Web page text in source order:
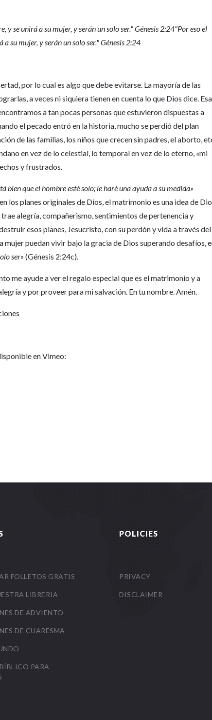
y se unirá a su mujer, y serán un solo ser." Génesis 2:24"Por eso el
su mujer, y serán un solo ser." Génesis 2:24
por lo cual es algo que debe evitarse. La mayoría de las
a veces ni siquiera tienen en cuenta lo que Dios dice. Esa
a tan pocas personas que estuvieron dispuestas a
el pecado entró en la historia, mucho se perdió del plan
de las familias, los niños que crecen sin padres, el aborto,
en vez de lo celestial, lo temporal en vez de lo eterno, «mi
y frustrados.
bien que el hombre esté solo; le haré una ayuda a su medida»
los planes originales de Dios, el matrimonio es una idea de
alegría, compañerismo, sentimientos de pertenencia y
esos planes, Jesucristo, con su perdón y vida a través del
mujer puedan vivir bajo la gracia de Dios superando desafíos,
ser» (Génesis 2:24c).
me ayude a ver el regalo especial que es el matrimonio y a
y por proveer para mi salvación. En tu nombre. Amén.
en Vimeo:
FOLLETOS GRATIS
LIBRERIA
DE ADVIENTO
DE CUARESMA
PARA
POLICIES
PRIVACY
DISCLAIMER